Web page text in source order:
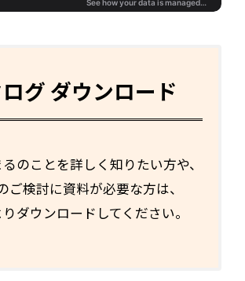
グ ダウンロード
のことを詳しく知りたい方や、
ご検討に資料が必要な方は、
りダウンロードしてください。